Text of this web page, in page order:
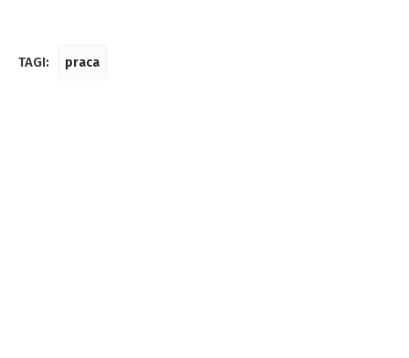
TAGI: praca